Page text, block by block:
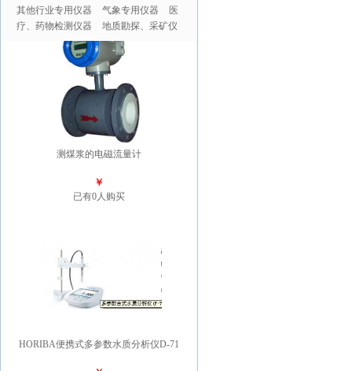
其他行业专用仪器 气象专用仪器
医
疗、药物检测仪器
地质勘探、采矿仪
测煤浆的电磁流量计
￥
已有0人购买
HORIBA便携式多参数水质分析仪D-71